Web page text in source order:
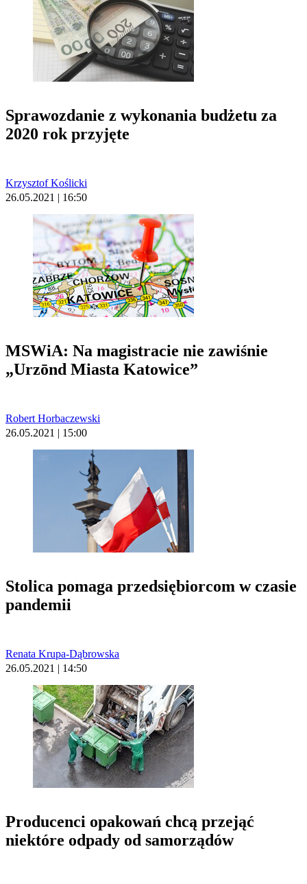
Sprawozdanie z wykonania budżetu za
2020 rok przyjęte
Krzysztof Koślicki
26.05.2021 | 16:50
MSWiA: Na magistracie nie zawiśnie
„Urzōnd Miasta Katowice”
Robert Horbaczewski
26.05.2021 | 15:00
Stolica pomaga przedsiębiorcom w czasie
pandemii
Renata Krupa-Dąbrowska
26.05.2021 | 14:50
Producenci opakowań chcą przejąć
niektóre odpady od samorządów